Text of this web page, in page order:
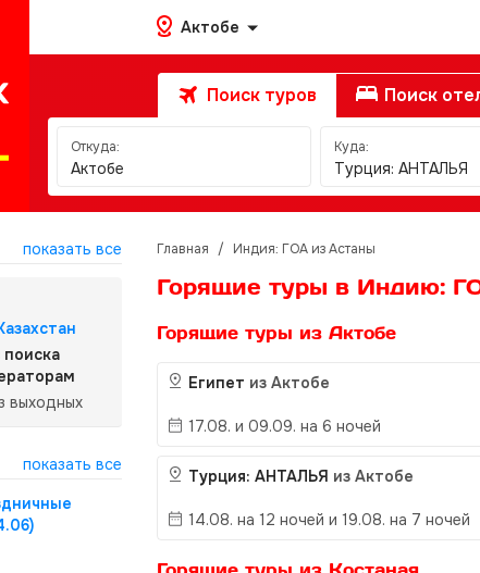
Актобе
Поиск туров Поиск
Откуда:
Актобе
Куда:
Турция: АНТАЛЬЯ
показать все
выходных
показать все
Главная / Индия: ГОА из Астаны
Горящие туры в Индию:
Горящие туры из Актобе
Египет из Актобе
17.08. и 09.09. на 6 ночей
Турция: АНТАЛЬЯ из Актобе
14.08. на 12 ночей и 19.08. на 7 ночей